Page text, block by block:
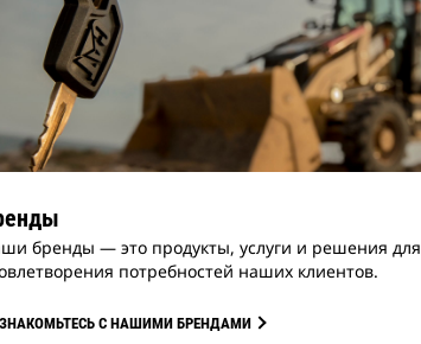
бренды ― это продукты, услуги и решения для
потребностей наших клиентов.
С НАШИМИ БРЕНДАМИ